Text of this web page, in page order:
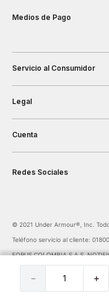
＋
－
Medios de Pago
Servicio al Consumidor
Legal
Cuenta
Redes Sociales
©️ 2021 Under Armour®️, Inc.
Teléfono servicio al cliente:
FORUS COLOMBIA S.A.S.
notificaciones@forus.com.co